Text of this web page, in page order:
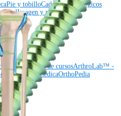
Pie y tobilloCaderaOrtobiológicos
Imagen y resección
Calendario de cursosArthroLab™ -
educación médicaOrthoPedia